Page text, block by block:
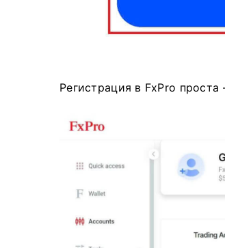
Регистрация в FxPro